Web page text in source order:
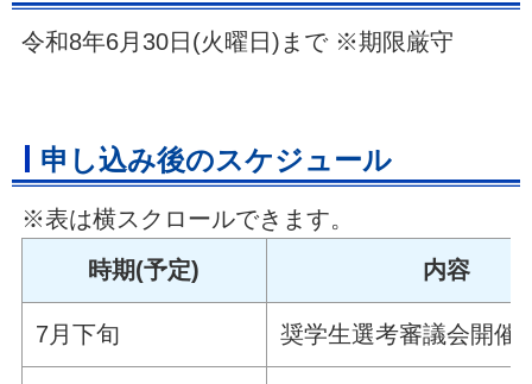
令和8年6月30日(火曜日)まで ※期限厳守
申し込み後のスケジュール
※表は横スクロールできます。
時期(予定)
内容
7月下旬 奨学生選考審議会開催